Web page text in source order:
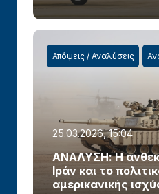
Απόψεις / Αναλύσεις
25.03.2026, 15:04
ΑΝΑΛΥΣΗ: Η
Ιράν και το
αμερικανικής